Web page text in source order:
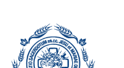
content
Portal de los Padres
Oraciones, Música